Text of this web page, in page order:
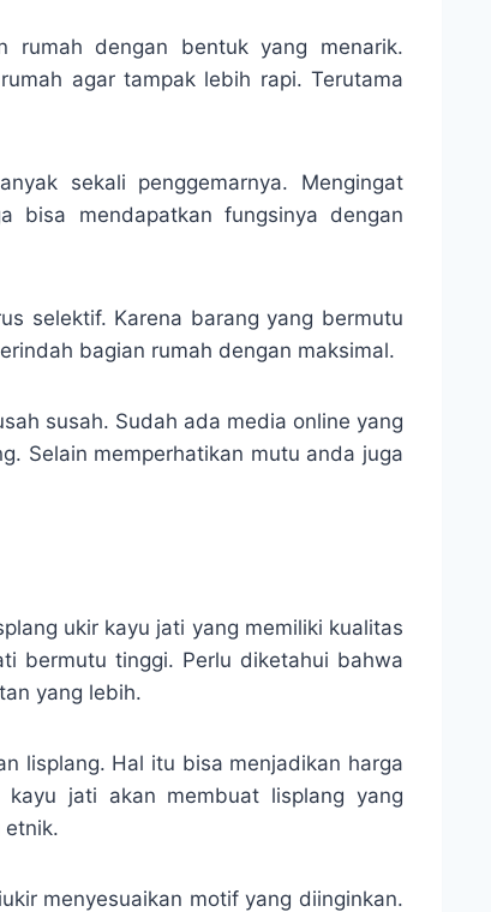
rumah dengan bentuk yang menarik.
agar tampak lebih rapi. Terutama
sekali penggemarnya. Mengingat
bisa mendapatkan fungsinya dengan
selektif. Karena barang yang bermutu
bagian rumah dengan maksimal.
susah. Sudah ada media online yang
Selain memperhatikan mutu anda juga
ukir kayu jati yang memiliki kualitas
bermutu tinggi. Perlu diketahui bahwa
yang lebih.
lisplang. Hal itu bisa menjadikan harga
jati akan membuat lisplang yang
etnik.
menyesuaikan motif yang diinginkan.